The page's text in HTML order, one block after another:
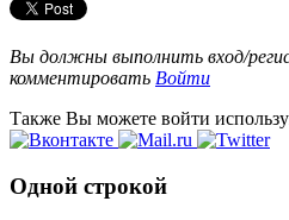
Вы должны выполнить вход/
комментировать Войти
Также Вы можете войти
Одной строкой